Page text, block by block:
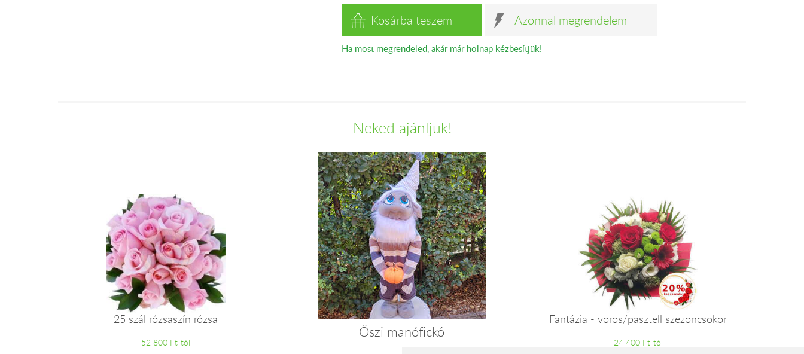
Kosárba teszem Azonnal megrendelem
Ha most megrendeled, akár már holnap kézbesítjük!
Neked ajánljuk!
25 szál rózsaszín rózsa
52 800 Ft-tól
Őszi manófickó
Fantázia - vörös/pasztell szezoncsokor
24 400 Ft-tól